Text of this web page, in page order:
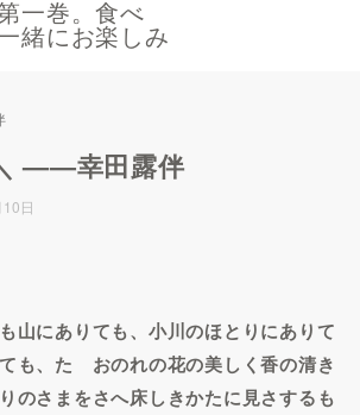
一巻。食べ
緒にお楽しみ
——幸田露伴
日
山にありても、小川のほとりにありて
も、たゞおのれの花の美しく香の清き
のさまをさへ床しきかたに見さするも